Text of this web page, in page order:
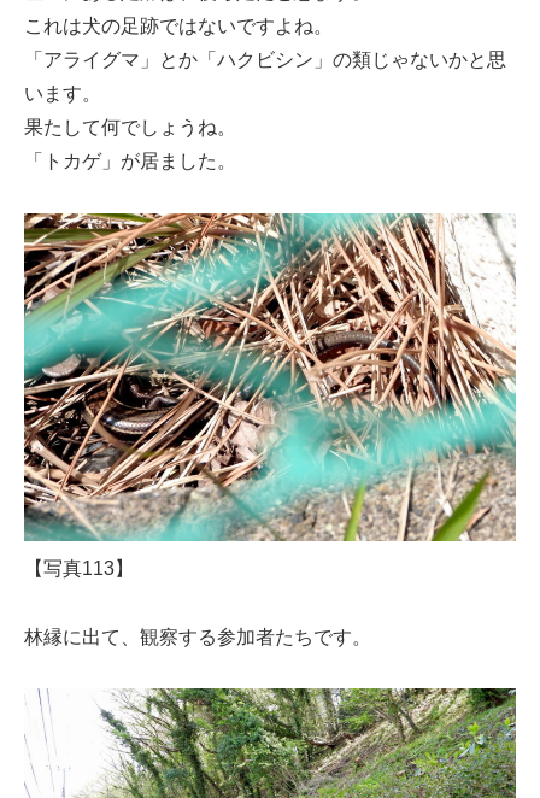
これは犬の足跡ではないですよね。
「アライグマ」とか「ハクビシン」の類じゃないかと思
います。
果たして何でしょうね。
「トカゲ」が居ました。
【写真113】
林縁に出て、観察する参加者たちです。